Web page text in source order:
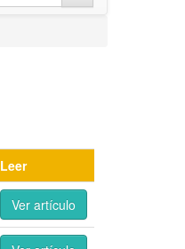
Leer
Ver artículo